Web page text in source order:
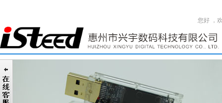
您好 ，